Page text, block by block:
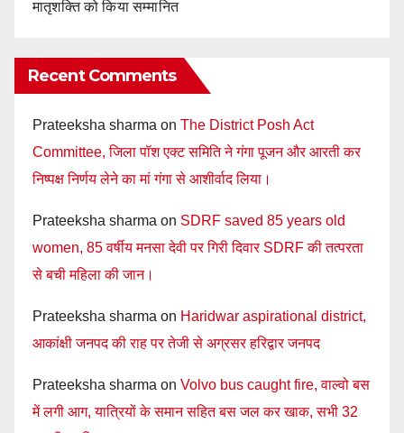
मातृशक्ति को किया सम्मानित
Recent Comments
Prateeksha sharma on The District Posh Act
Committee, जिला पॉश एक्ट समिति ने गंगा पूजन और आरती कर
निष्पक्ष निर्णय लेने का मां गंगा से आशीर्वाद लिया।
Prateeksha sharma on SDRF saved 85 years old
women, 85 वर्षीय मनसा देवी पर गिरी दिवार SDRF की तत्परता
से बची महिला की जान।
Prateeksha sharma on Haridwar aspirational district,
आकांक्षी जनपद की राह पर तेजी से अग्रसर हरिद्वार जनपद
Prateeksha sharma on Volvo bus caught fire, वाल्वो बस
में लगी आग, यात्रियों के समान सहित बस जल कर खाक, सभी 32